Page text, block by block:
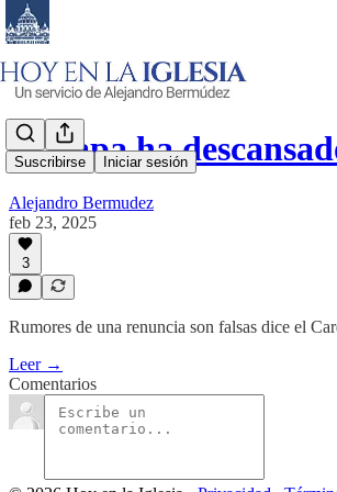
Suscribirse Iniciar sesión
El Papa ha
Alejandro Bermudez
feb 23, 2025
3
Rumores de una renuncia son falsas dice el
Leer →
Comentarios